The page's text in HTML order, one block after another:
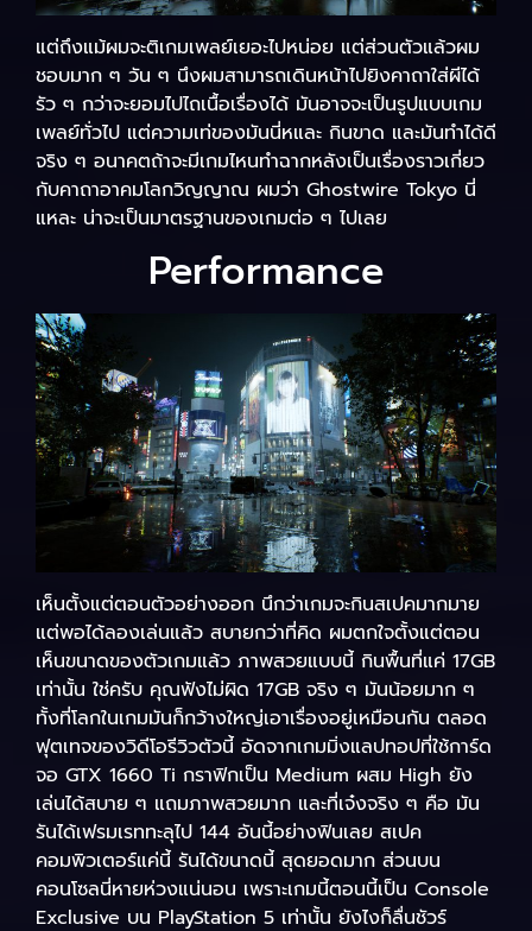
แต่ถึงแม้ผมจะติเกมเพลย์เยอะไปหน่อย แต่ส่วนตัวแล้วผม
ชอบมาก ๆ วัน ๆ นึงผมสามารถเดินหน้าไปยิงคาถาใส่ผีได้
รัว ๆ กว่าจะยอมไปไถเนื้อเรื่องได้ มันอาจจะเป็นรูปแบบเกม
เพลย์ทั่วไป แต่ความเท่ของมันนี่หและ กินขาด และมันทำได้ดี
จริง ๆ อนาคตถ้าจะมีเกมไหนทำฉากหลังเป็นเรื่องราวเกี่ยว
กับคาถาอาคมโลกวิญญาณ ผมว่า Ghostwire Tokyo นี่
แหละ น่าจะเป็นมาตรฐานของเกมต่อ ๆ ไปเลย
Performance
เห็นตั้งแต่ตอนตัวอย่างออก นึกว่าเกมจะกินสเปคมากมาย
แต่พอได้ลองเล่นแล้ว สบายกว่าที่คิด ผมตกใจตั้งแต่ตอน
เห็นขนาดของตัวเกมแล้ว ภาพสวยแบบนี้ กินพื้นที่แค่ 17GB
เท่านั้น ใช่ครับ คุณฟังไม่ผิด 17GB จริง ๆ มันน้อยมาก ๆ
ทั้งที่โลกในเกมมันก็กว้างใหญ่เอาเรื่องอยู่เหมือนกัน ตลอด
ฟุตเทจของวิดีโอรีวิวตัวนี้ อัดจากเกมมิ่งแลปทอปที่ใช้การ์ด
จอ GTX 1660 Ti กราฟิกเป็น Medium ผสม High ยัง
เล่นได้สบาย ๆ แถมภาพสวยมาก และที่เจ๋งจริง ๆ คือ มัน
รันได้เฟรมเรททะลุไป 144 อันนี้อย่างฟินเลย สเปค
คอมพิวเตอร์แค่นี้ รันได้ขนาดนี้ สุดยอดมาก ส่วนบน
คอนโซลนี่หายห่วงแน่นอน เพราะเกมนี้ตอนนี้เป็น Console
Exclusive บน PlayStation 5 เท่านั้น ยังไงก็ลื่นชัวร์